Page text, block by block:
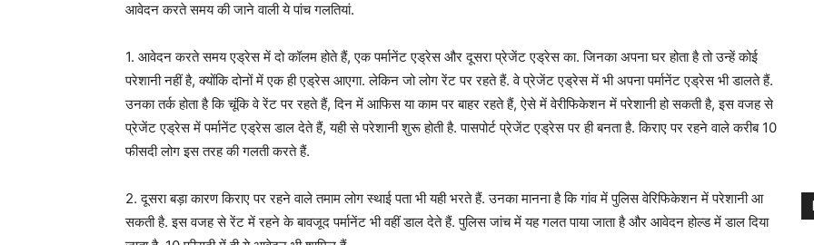
आवेदन करते समय की जाने वाली ये पांच गलतियां.
1. आवेदन करते समय एड्रेस में दो कॉलम होते हैं, एक पर्मानेंट एड्रेस और दूसरा प्रेजेंट एड्रेस का. जिनका अपना घर होता है तो उन्‍हें कोई
परेशानी नहीं है, क्‍योंकि दोनों में एक ही एड्रेस आएगा. लेकिन जो लोग रेंट पर रहते हैं. वे प्रेजेंट एड्रेस में भी अपना पर्मानेंट एड्रेस भी डालते हैं.
उनका तर्क होता है कि चूंकि वे रेंट पर रहते हैं, दिन में आफिस या काम पर बाहर रहते हैं, ऐसे में वेरीफिकेशन में परेशानी हो सकती है, इस वजह से
प्रेजेंट एड्रेस में पर्मानेंट एड्रेस डाल देते हैं, यही से परेशानी शुरू होती है. पासपोर्ट प्रेजेंट एड्रेस पर ही बनता है. किराए पर रहने वाले करीब 10
फीसदी लोग इस तरह की गलती करते हैं.
2. दूसरा बड़ा कारण किराए पर रहने वाले तमाम लोग स्‍थाई पता भी यही भरते हैं. उनका मानना है कि गांव में पुलिस वेरिफिकेशन में परेशानी आ
सकती है. इस वजह से रेंट में रहने के बावजूद पर्मानेंट भी वहीं डाल देते हैं. पुलिस जांच में यह गलत पाया जाता है और आवेदन होल्‍ड में डाल दिया